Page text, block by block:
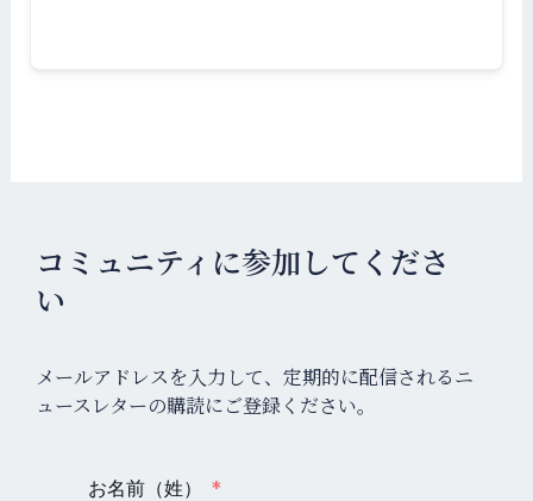
コミュニティに参加してくださ
い
メールアドレスを入力して、定期的に配信されるニ
ュースレターの購読にご登録ください。
お名前（姓）